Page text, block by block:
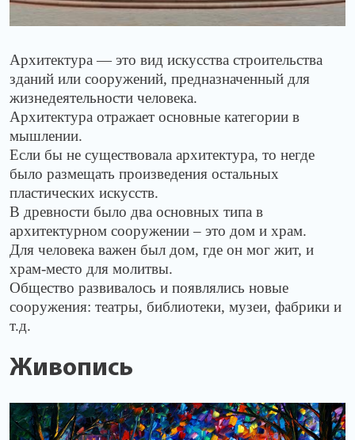
Архитектура — это вид искусства строительства
зданий или сооружений, предназначенный для
жизнедеятельности человека.
Архитектура отражает основные категории в
мышлении.
Если бы не существовала архитектура, то негде
было размещать произведения остальных
пластических искусств.
В древности было два основных типа в
архитектурном сооружении – это дом и храм.
Для человека важен был дом, где он мог жит, и
храм-место для молитвы.
Общество развивалось и появлялись новые
сооружения: театры, библиотеки, музеи, фабрики и
т.д.
Живопись